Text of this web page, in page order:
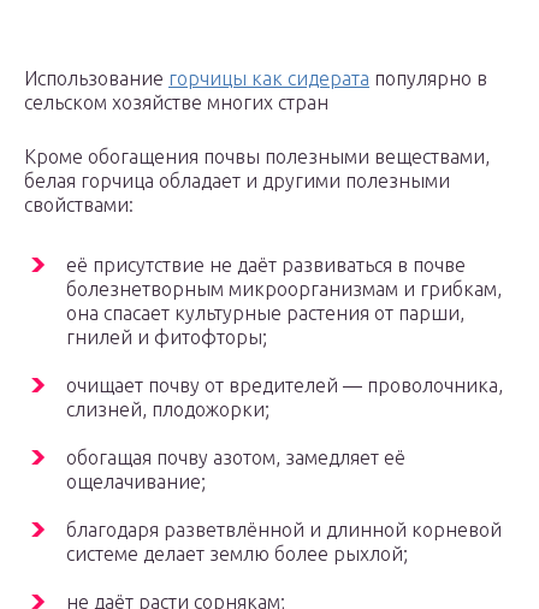
Использование горчицы как сидерата популярно в
сельском хозяйстве многих стран
Кроме обогащения почвы полезными веществами,
белая горчица обладает и другими полезными
свойствами:
её присутствие не даёт развиваться в почве
болезнетворным микроорганизмам и грибкам,
она спасает культурные растения от парши,
гнилей и фитофторы;
очищает почву от вредителей — проволочника,
слизней, плодожорки;
обогащая почву азотом, замедляет её
ощелачивание;
благодаря разветвлённой и длинной корневой
системе делает землю более рыхлой;
не даёт расти сорнякам;